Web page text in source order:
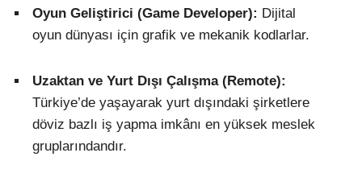
Oyun Geliştirici (Game Developer): Dijital
oyun dünyası için grafik ve mekanik kodlarlar.
Uzaktan ve Yurt Dışı Çalışma (Remote):
Türkiye’de yaşayarak yurt dışındaki şirketlere
döviz bazlı iş yapma imkânı en yüksek meslek
gruplarındandır.